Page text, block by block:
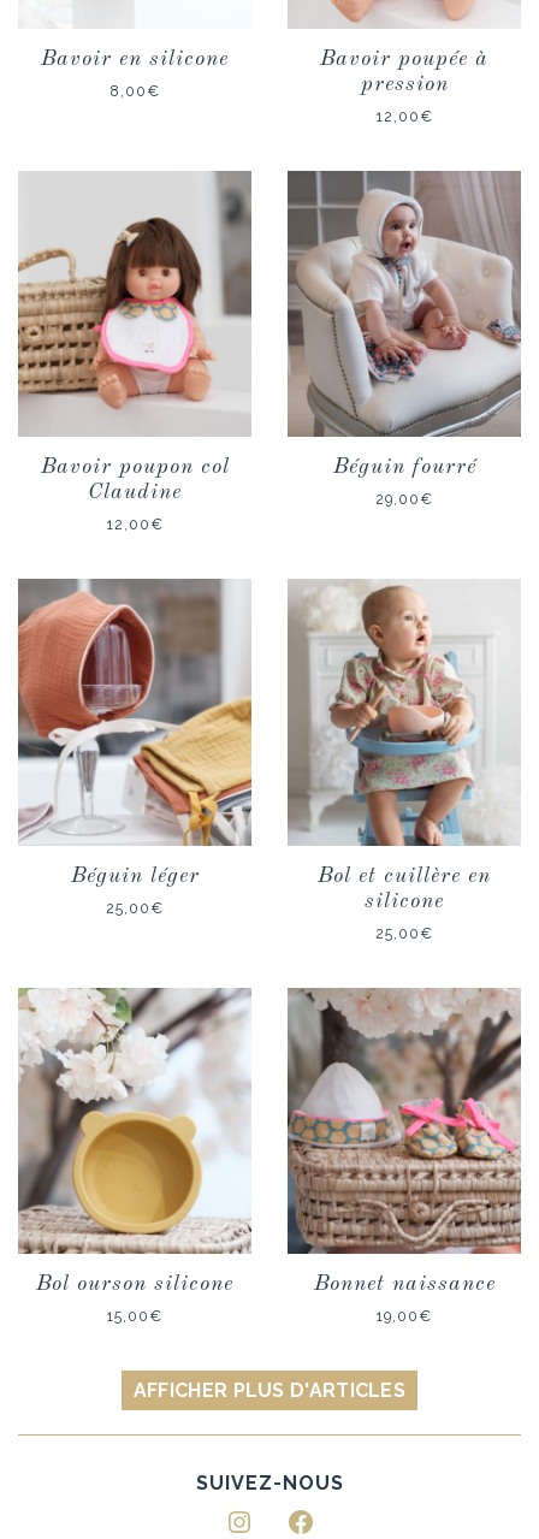
Bavoir en silicone
8,00 €
Bavoir poupée à
pression
12,00 €
Bavoir poupon col
Claudine
12,00 €
Béguin fourré
29,00 €
Béguin léger
25,00 €
Bol et cuillère en
silicone
25,00 €
Bol ourson silicone
15,00 €
Bonnet naissance
19,00 €
AFFICHER PLUS D'ARTICLES
Instagram Facebook